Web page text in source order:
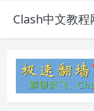
Clash中文教程